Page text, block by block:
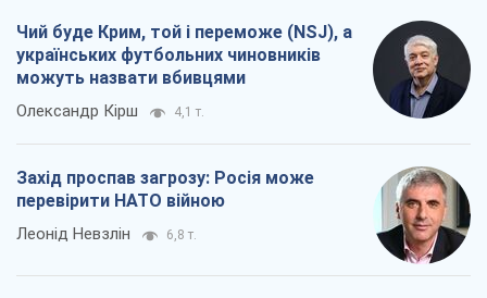
Чий буде Крим, той і переможе (NSJ), а
українських футбольних чиновників
можуть назвати вбивцями
Олександр Кірш 4,1 т.
Захід проспав загрозу: Росія може
перевірити НАТО війною
Леонід Невзлін 6,8 т.